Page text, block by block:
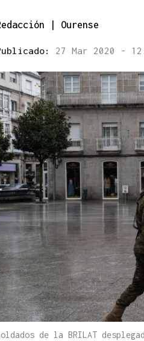
| Ourense
27 Mar 2020 -
de la BRILAT